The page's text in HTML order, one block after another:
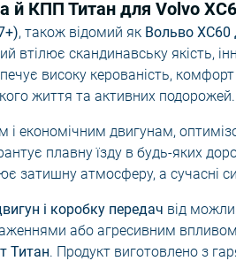
й КПП Титан для Volvo
, також відомий як Вольво XC60
втілює скандинавську якість,
високу керованість,
життя та активних подорожей.
економічним двигунам,
плавну їзду в будь-яких
затишну атмосферу, а сучасні
і коробку передач від
або агресивним
Титан. Продукт виготовлено з